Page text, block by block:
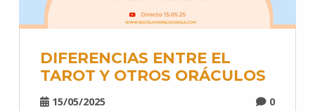
DIFERENCIAS ENTRE EL
TAROT Y OTROS ORÁCULOS
15/05/2025 0